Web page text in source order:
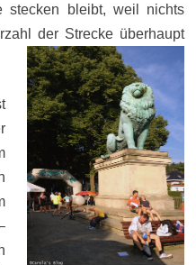
stecken bleibt, weil nichts
der Strecke überhaupt